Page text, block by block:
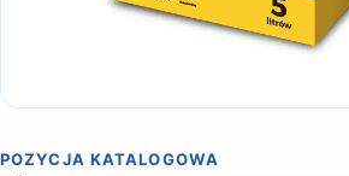
POZYCJA KATALOGOWA